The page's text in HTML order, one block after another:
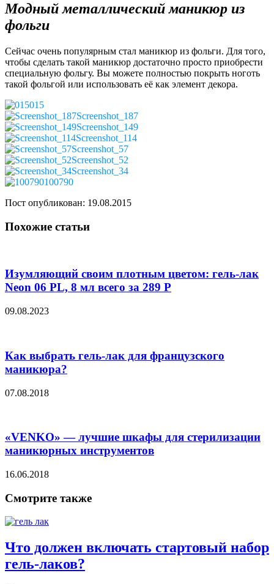
Модный металлический маникюр из
фольги
Сейчас очень популярным стал маникюр из фольги. Для того,
чтобы сделать такой маникюр достаточно просто приобрести
специальную фольгу. Вы можете полностью покрыть ноготь
такой фольгой или использовать её как элемент декора.
015
Screenshot_187
Screenshot_149
Screenshot_114
Screenshot_57
Screenshot_52
Screenshot_34
100790
Пост опубликован: 19.08.2015
Похожие статьи
Изумляющий своим плотным цветом: гель-лак
Neon 06 PL, 8 мл всего за 289 Р
09.08.2023
Как выбрать гель-лак для французского
маникюра?
07.08.2018
«VENKO» — лучшие шкафы для стерилизации
маникюрных инструментов
16.06.2018
Смотрите также
Что должен включать стартовый набор
гель-лаков?